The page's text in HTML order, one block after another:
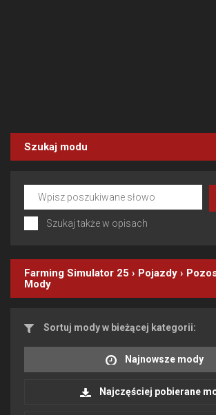
Szukaj modu
Szukaj także w opisach
Farming Simulator 25 › Pojazdy ›
Mody
Sortuj mody w bieżącej kategorii:
Najnowsze mody
Najczęściej pobierane